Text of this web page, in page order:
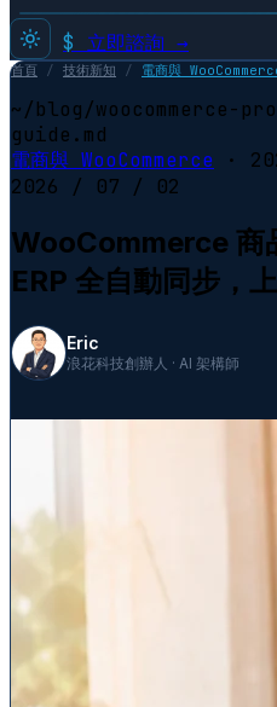
$ 立即諮詢 →
首頁 / 技術新知 / 電商與
~/blog/woocommerce-
guide.md
電商與 WooCommerce ·
2026 / 07 / 02
WooCommerce 商
ERP 全自動同步，
Eric
浪花科技創辦人 · AI 架構師